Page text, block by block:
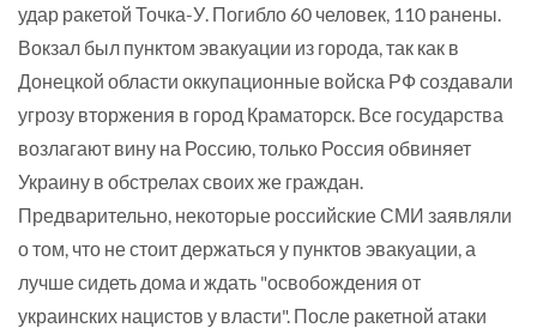
удар ракетой Точка-У. Погибло 60 человек, 110 ранены.
Вокзал был пунктом эвакуации из города, так как в
Донецкой области оккупационные войска РФ создавали
угрозу вторжения в город Краматорск. Все государства
возлагают вину на Россию, только Россия обвиняет
Украину в обстрелах своих же граждан.
Предварительно, некоторые российские СМИ заявляли
о том, что не стоит держаться у пунктов эвакуации, а
лучше сидеть дома и ждать "освобождения от
украинских нацистов у власти". После ракетной атаки